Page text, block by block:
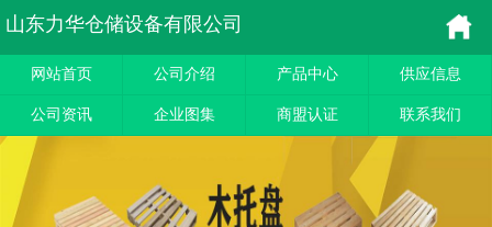
山东力华仓储设备有限公司
网站首页 公司介绍 产品中心 供应信息
公司资讯 企业图集 商盟认证 联系我们